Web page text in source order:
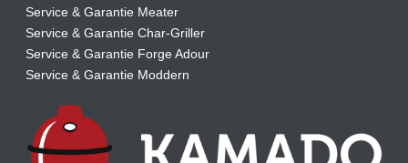
Service & Garantie Meater
Service & Garantie Char-Griller
Service & Garantie Forge Adour
Service & Garantie Moddern